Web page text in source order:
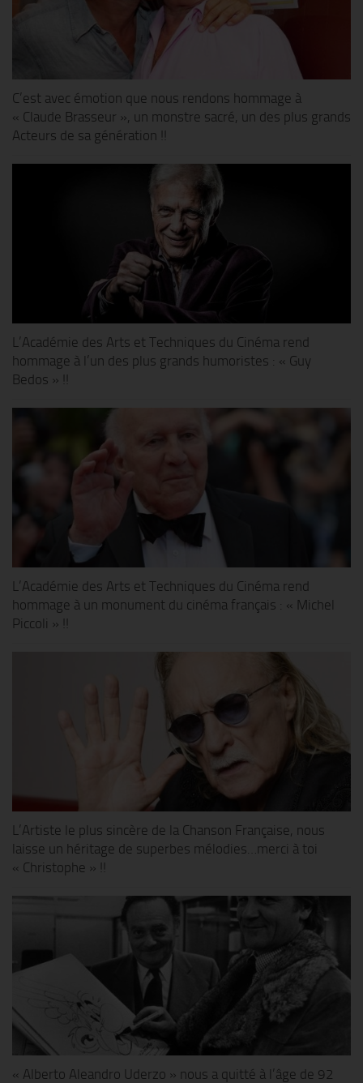
C’est avec émotion que nous rendons hommage à
« Claude Brasseur », un monstre sacré, un des plus grands
Acteurs de sa génération !!
L’Académie des Arts et Techniques du Cinéma rend
hommage à l’un des plus grands humoristes : « Guy
Bedos » !!
L’Académie des Arts et Techniques du Cinéma rend
hommage à un monument du cinéma français : « Michel
Piccoli » !!
L’Artiste le plus sincère de la Chanson Française, nous
laisse un héritage de superbes mélodies…merci à toi
« Christophe » !!
« Alberto Aleandro Uderzo » nous a quitté à l’âge de 92